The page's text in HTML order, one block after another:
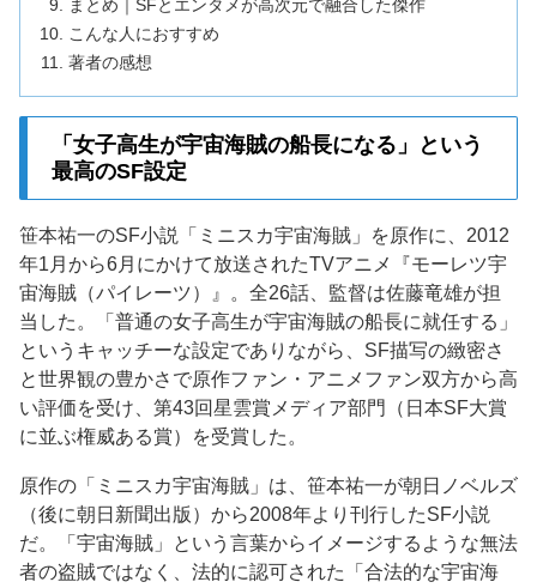
まとめ｜SFとエンタメが高次元で融合した傑作
こんな人におすすめ
著者の感想
「女子高生が宇宙海賊の船長になる」という
最高のSF設定
笹本祐一のSF小説「ミニスカ宇宙海賊」を原作に、2012
年1月から6月にかけて放送されたTVアニメ『モーレツ宇
宙海賊（パイレーツ）』。全26話、監督は佐藤竜雄が担
当した。「普通の女子高生が宇宙海賊の船長に就任する」
というキャッチーな設定でありながら、SF描写の緻密さ
と世界観の豊かさで原作ファン・アニメファン双方から高
い評価を受け、第43回星雲賞メディア部門（日本SF大賞
に並ぶ権威ある賞）を受賞した。
原作の「ミニスカ宇宙海賊」は、笹本祐一が朝日ノベルズ
（後に朝日新聞出版）から2008年より刊行したSF小説
だ。「宇宙海賊」という言葉からイメージするような無法
者の盗賊ではなく、法的に認可された「合法的な宇宙海